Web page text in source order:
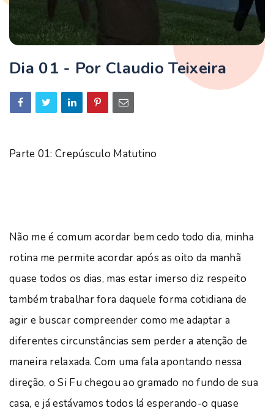
Dia 01 - Por Claudio Teixeira
Parte 01: Crepúsculo Matutino
Não me é comum acordar bem cedo todo dia, minha
rotina me permite acordar após as oito da manhã
quase todos os dias, mas estar imerso diz respeito
também trabalhar fora daquele forma cotidiana de
agir e buscar compreender como me adaptar a
diferentes circunstâncias sem perder a atenção de
maneira relaxada. Com uma fala apontando nessa
direção, o Si Fu chegou ao gramado no fundo de sua
casa, e já estávamos todos lá esperando-o quase